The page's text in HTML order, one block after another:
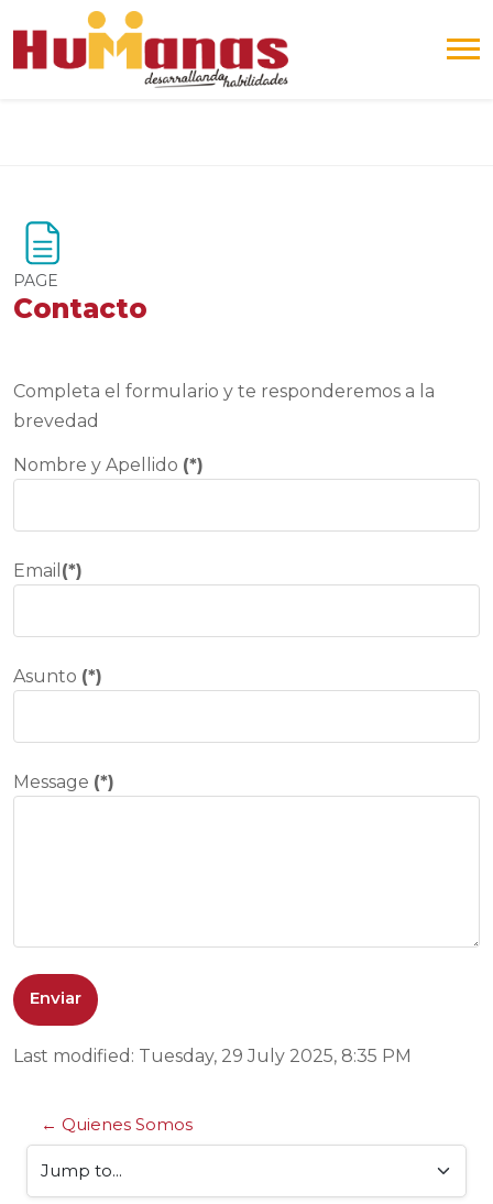
PAGE
Contacto
Completa el formulario y te responderemos a la
brevedad
Nombre y Apellido (*)
Email (*)
Asunto (*)
Message (*)
Last modified: Tuesday, 29 July 2025, 8:35 PM
← Quienes Somos
Jump to...